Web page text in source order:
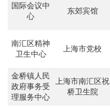
国际会议中
心
东郊宾馆
南汇区精神
卫生中心
上海市党校
金桥镇人民
政府事务受
理服务中心
上海市南汇区祝
桥卫生院